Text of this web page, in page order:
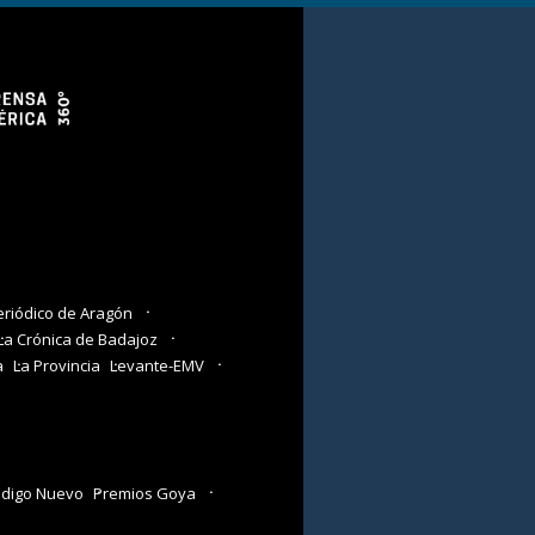
de Aragón
Crónica de Badajoz
La Provincia Levante-EMV
Nuevo Premios Goya